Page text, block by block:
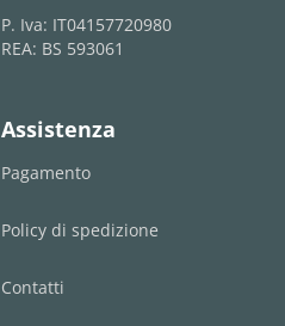
P. Iva: IT04157720980
REA: BS 593061
Assistenza
Pagamento
Policy di spedizione
Contatti